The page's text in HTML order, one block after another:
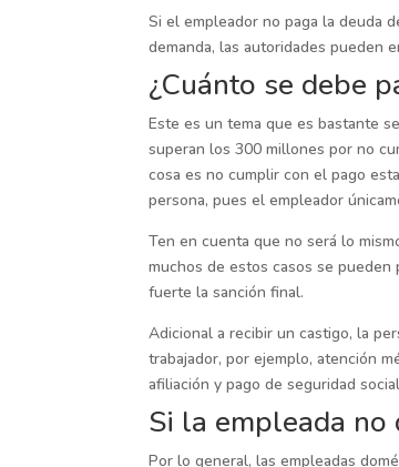
Si el empleador no paga la deuda
demanda, las autoridades pueden
¿Cuánto se debe
Este es un tema que es bastante
superan los 300 millones por no
cosa es no cumplir con el pago
persona, pues el empleador
Ten en cuenta que no será lo
muchos de estos casos se
fuerte la sanción final.
Adicional a recibir un castigo, la
trabajador, por ejemplo, atención
afiliación y pago de seguridad
Si la empleada no
Por lo general, las empleadas